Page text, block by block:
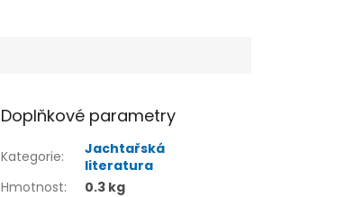
Doplňkové parametry
Kategorie:
Jachtařská
literatura
Hmotnost: 0.3 kg